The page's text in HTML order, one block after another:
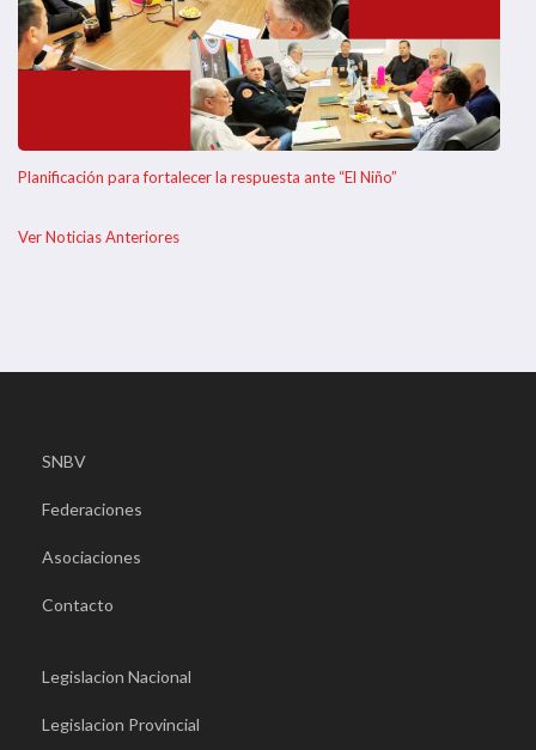
Planificación para fortalecer la respuesta ante “El Niño”
Ver Noticias Anteriores
SNBV
Federaciones
Asociaciones
Contacto
Legislacion Nacional
Legislacion Provincial